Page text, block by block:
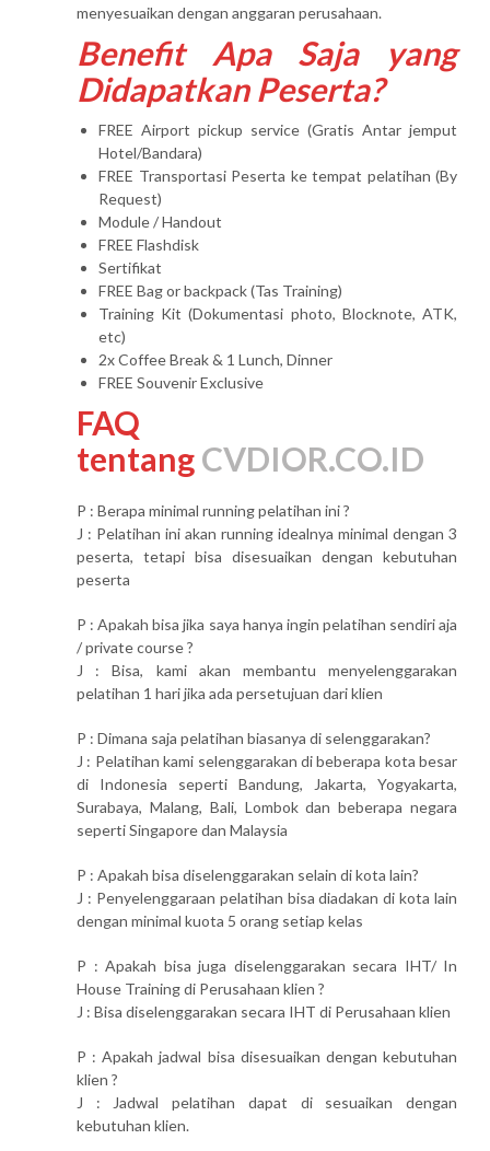
menyesuaikan dengan anggaran perusahaan.
Benefit Apa Saja yang
Didapatkan Peserta?
FREE Airport pickup service (Gratis Antar jemput
Hotel/Bandara)
FREE Transportasi Peserta ke tempat pelatihan (By
Request)
Module / Handout
FREE Flashdisk
Sertifikat
FREE Bag or backpack (Tas Training)
Training Kit (Dokumentasi photo, Blocknote, ATK,
etc)
2x Coffee Break & 1 Lunch, Dinner
FREE Souvenir Exclusive
FAQ
tentangCVDIOR.CO.ID
P : Berapa minimal running pelatihan ini ?
J : Pelatihan ini akan running idealnya minimal dengan 3
peserta, tetapi bisa disesuaikan dengan kebutuhan
peserta
P : Apakah bisa jika saya hanya ingin pelatihan sendiri aja
/ private course ?
J : Bisa, kami akan membantu menyelenggarakan
pelatihan 1 hari jika ada persetujuan dari klien
P : Dimana saja pelatihan biasanya di selenggarakan?
J : Pelatihan kami selenggarakan di beberapa kota besar
di Indonesia seperti Bandung, Jakarta, Yogyakarta,
Surabaya, Malang, Bali, Lombok dan beberapa negara
seperti Singapore dan Malaysia
P : Apakah bisa diselenggarakan selain di kota lain?
J : Penyelenggaraan pelatihan bisa diadakan di kota lain
dengan minimal kuota 5 orang setiap kelas
P : Apakah bisa juga diselenggarakan secara IHT/ In
House Training di Perusahaan klien ?
J : Bisa diselenggarakan secara IHT di Perusahaan klien
P : Apakah jadwal bisa disesuaikan dengan kebutuhan
klien ?
J : Jadwal pelatihan dapat di sesuaikan dengan
kebutuhan klien.